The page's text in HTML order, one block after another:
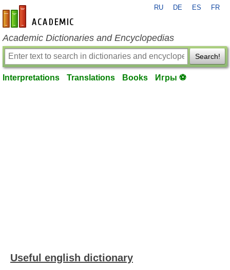
en-academic.com
RU DE ES FR
Academic Dictionaries and Encyclopedias
Search!
Interpretations Translations Books Игры ⚽
Useful english dictionary